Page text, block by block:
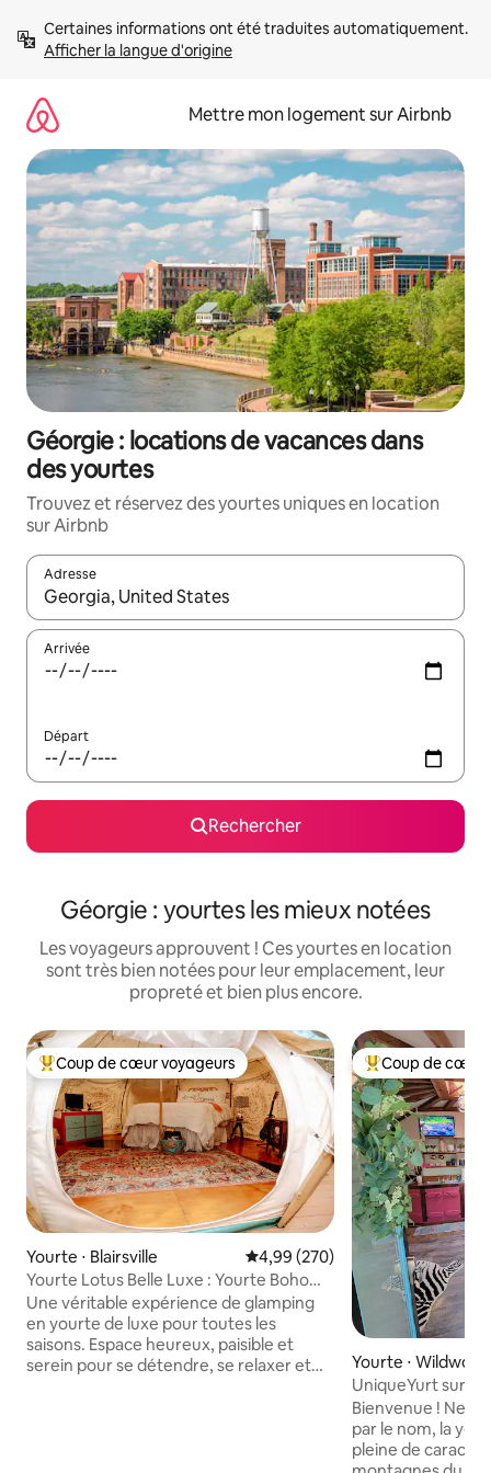
directement
Afficher la langue d'origine
Mettre mon logement sur Airbnb
Géorgie : locations de vacances dans
des yourtes
Trouvez et réservez des yourtes uniques en location
sur Airbnb
Adresse
Lorsque les résultats s'affichent, utilisez les flèches vers le
Arrivée
Départ
Rechercher
Géorgie : yourtes les mieux notées
Les voyageurs approuvent ! Ces yourtes en location
sont très bien notées pour leur emplacement, leur
propreté et bien plus encore.
Coups de cœur voyageurs les plus appréciés
Coup de cœur voyageurs
Yourte ⋅ Blairsville Évaluation moyenne sur la
4,99 (270)
Yourte Lotus Belle Luxe : Yourte Boho
tranquille avec climatisation
Une véritable expérience de glamping
en yourte de luxe pour toutes les
saisons. Espace heureux, paisible et
serein pour se détendre, se relaxer et
Coups de cœur
Coup de cœur
Yourte ⋅ Wildwood
UniqueYurt sur la
Bienvenue ! Ne
par le nom, la
pleine de